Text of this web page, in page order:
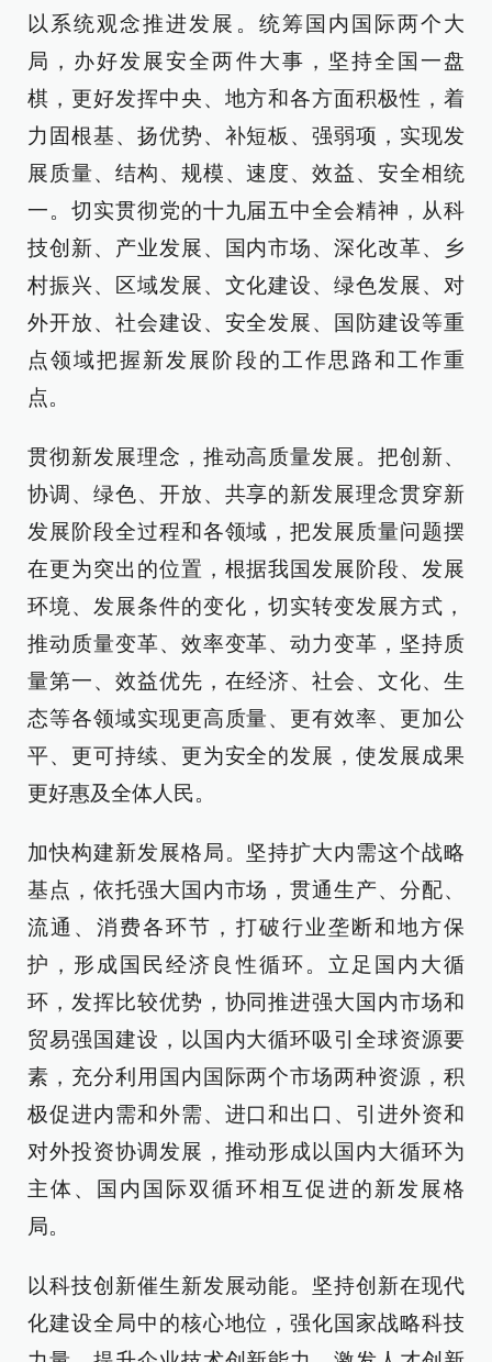
以系统观念推进发展。统筹国内国际两个大
局，办好发展安全两件大事，坚持全国一盘
棋，更好发挥中央、地方和各方面积极性，着
力固根基、扬优势、补短板、强弱项，实现发
展质量、结构、规模、速度、效益、安全相统
一。切实贯彻党的十九届五中全会精神，从科
技创新、产业发展、国内市场、深化改革、乡
村振兴、区域发展、文化建设、绿色发展、对
外开放、社会建设、安全发展、国防建设等重
点领域把握新发展阶段的工作思路和工作重
点。
贯彻新发展理念，推动高质量发展。把创新、
协调、绿色、开放、共享的新发展理念贯穿新
发展阶段全过程和各领域，把发展质量问题摆
在更为突出的位置，根据我国发展阶段、发展
环境、发展条件的变化，切实转变发展方式，
推动质量变革、效率变革、动力变革，坚持质
量第一、效益优先，在经济、社会、文化、生
态等各领域实现更高质量、更有效率、更加公
平、更可持续、更为安全的发展，使发展成果
更好惠及全体人民。
加快构建新发展格局。坚持扩大内需这个战略
基点，依托强大国内市场，贯通生产、分配、
流通、消费各环节，打破行业垄断和地方保
护，形成国民经济良性循环。立足国内大循
环，发挥比较优势，协同推进强大国内市场和
贸易强国建设，以国内大循环吸引全球资源要
素，充分利用国内国际两个市场两种资源，积
极促进内需和外需、进口和出口、引进外资和
对外投资协调发展，推动形成以国内大循环为
主体、国内国际双循环相互促进的新发展格
局。
以科技创新催生新发展动能。坚持创新在现代
化建设全局中的核心地位，强化国家战略科技